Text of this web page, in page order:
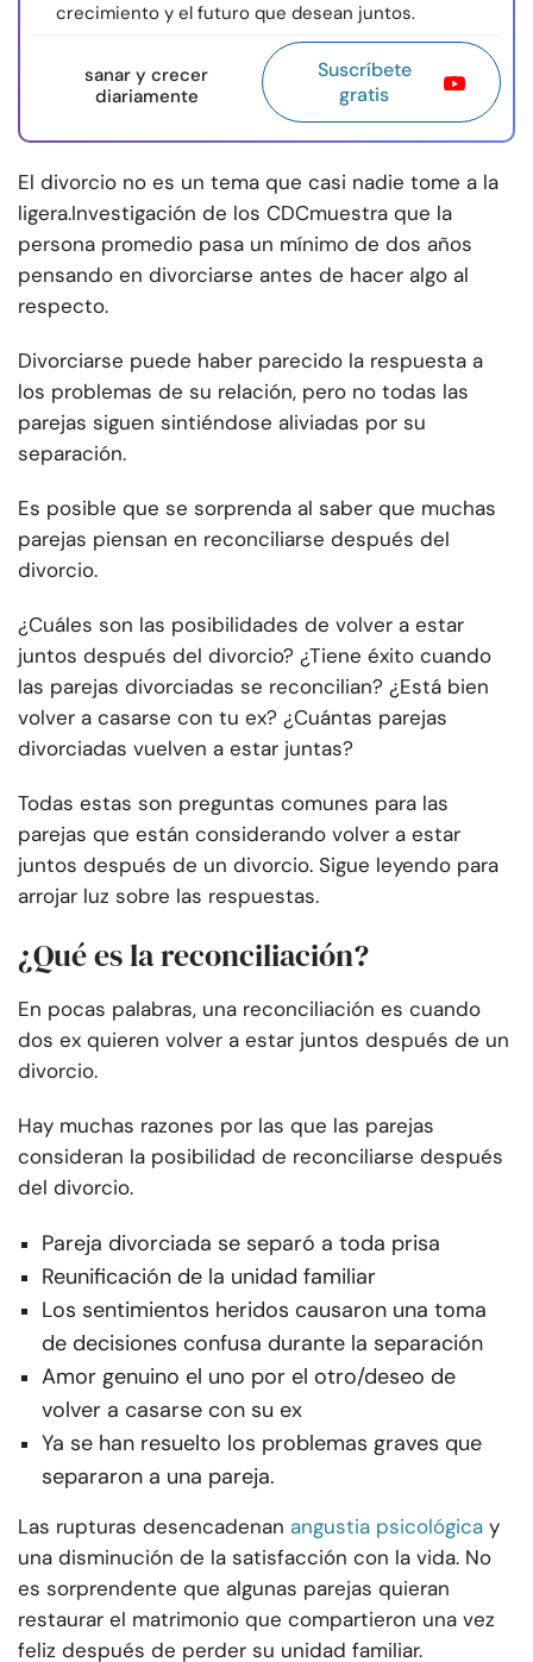
crecimiento y el futuro que desean juntos.
sanar y crecer
diariamente
Suscríbete
gratis
El divorcio no es un tema que casi nadie tome a la
ligera.Investigación de los CDCmuestra que la
persona promedio pasa un mínimo de dos años
pensando en divorciarse antes de hacer algo al
respecto.
Divorciarse puede haber parecido la respuesta a
los problemas de su relación, pero no todas las
parejas siguen sintiéndose aliviadas por su
separación.
Es posible que se sorprenda al saber que muchas
parejas piensan en reconciliarse después del
divorcio.
¿Cuáles son las posibilidades de volver a estar
juntos después del divorcio? ¿Tiene éxito cuando
las parejas divorciadas se reconcilian? ¿Está bien
volver a casarse con tu ex? ¿Cuántas parejas
divorciadas vuelven a estar juntas?
Todas estas son preguntas comunes para las
parejas que están considerando volver a estar
juntos después de un divorcio. Sigue leyendo para
arrojar luz sobre las respuestas.
¿Qué es la reconciliación?
En pocas palabras, una reconciliación es cuando
dos ex quieren volver a estar juntos después de un
divorcio.
Hay muchas razones por las que las parejas
consideran la posibilidad de reconciliarse después
del divorcio.
Pareja divorciada se separó a toda prisa
Reunificación de la unidad familiar
Los sentimientos heridos causaron una toma
de decisiones confusa durante la separación
Amor genuino el uno por el otro/deseo de
volver a casarse con su ex
Ya se han resuelto los problemas graves que
separaron a una pareja.
Las rupturas desencadenan angustia psicológica y
una disminución de la satisfacción con la vida. No
es sorprendente que algunas parejas quieran
restaurar el matrimonio que compartieron una vez
feliz después de perder su unidad familiar.